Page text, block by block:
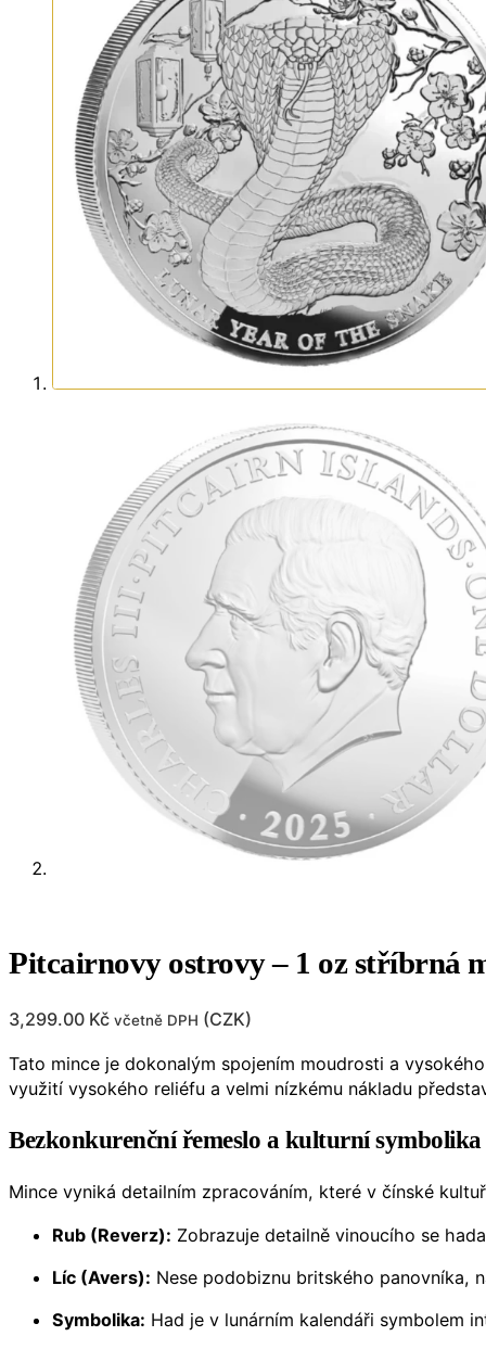
Pitcairnovy ostrovy – 1 oz stříbrná
3,299.00 Kč včetně DPH (CZK)
Tato mince je dokonalým spojením moudrosti a
využití vysokého reliéfu a velmi nízkému nákladu
Bezkonkurenční řemeslo a kulturní symbolika
Mince vyniká detailním zpracováním, které v čínské
Rub (Reverz): Zobrazuje detailně vinoucího se
Líc (Avers): Nese podobiznu britského panovníka,
Symbolika: Had je v lunárním kalendáři symbolem